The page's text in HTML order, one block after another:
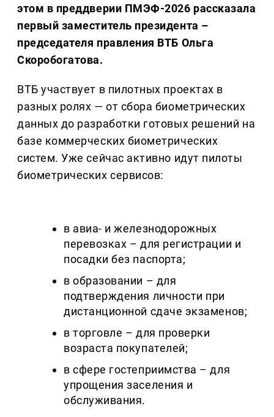
этом в преддверии ПМЭФ-2026 рассказала
первый заместитель президента –
председателя правления ВТБ Ольга
Скоробогатова.
ВТБ участвует в пилотных проектах в
разных ролях — от сбора биометрических
данных до разработки готовых решений на
базе коммерческих биометрических
систем. Уже сейчас активно идут пилоты
биометрических сервисов:
в авиа- и железнодорожных
перевозках – для регистрации и
посадки без паспорта;
в образовании – для
подтверждения личности при
дистанционной сдаче экзаменов;
в торговле – для проверки
возраста покупателей;
в сфере гостеприимства – для
упрощения заселения и
обслуживания.